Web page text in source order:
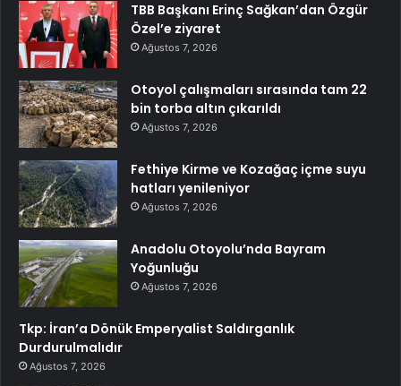
TBB Başkanı Erinç Sağkan’dan Özgür
Özel’e ziyaret
Ağustos 7, 2026
Otoyol çalışmaları sırasında tam 22
bin torba altın çıkarıldı
Ağustos 7, 2026
Fethiye Kirme ve Kozağaç içme suyu
hatları yenileniyor
Ağustos 7, 2026
Anadolu Otoyolu’nda Bayram
Yoğunluğu
Ağustos 7, 2026
Tkp: İran’a Dönük Emperyalist Saldırganlık
Durdurulmalıdır
Ağustos 7, 2026